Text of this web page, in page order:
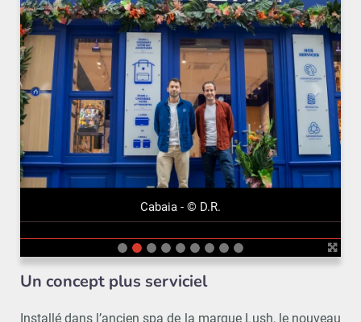
Cabaia - © D.R.
précédent suivant
Un concept plus serviciel
Installé dans l’ancien spa de la marque Lush, le nouveau